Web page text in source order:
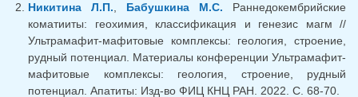
Никитина Л.П., Бабушкина М.С. Раннедокембрийские
коматииты: геохимия, классификация и генезис магм //
Ультрамафит-мафитовые комплексы: геология, строение,
рудный потенциал. Материалы конференции Ультрамафит-
мафитовые комплексы: геология, строение, рудный
потенциал. Апатиты: Изд-во ФИЦ КНЦ РАН. 2022. С. 68-70.